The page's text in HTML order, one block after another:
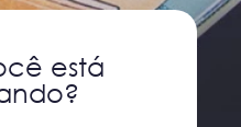
está